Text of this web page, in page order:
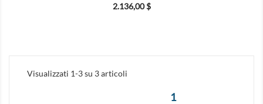
Prezzo
2.136,00 $
Visualizzati 1-3 su 3 articoli
1